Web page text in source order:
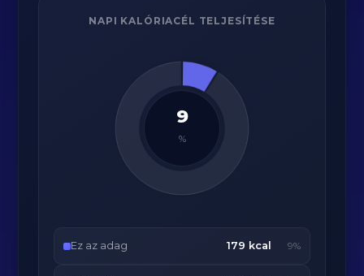
NAPI KALÓRIACÉL TELJESÍTÉSE
9
%
Ez az adag 179 kcal 9%